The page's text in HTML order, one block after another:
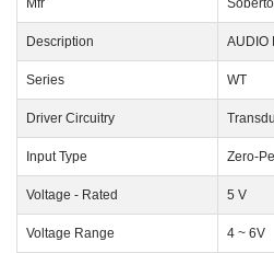
Mfr
Description AUDIO
Series WT
Driver Circuitry
Input Type Zero-
Voltage - Rated 5 V
Voltage Range 4 ~ 6V